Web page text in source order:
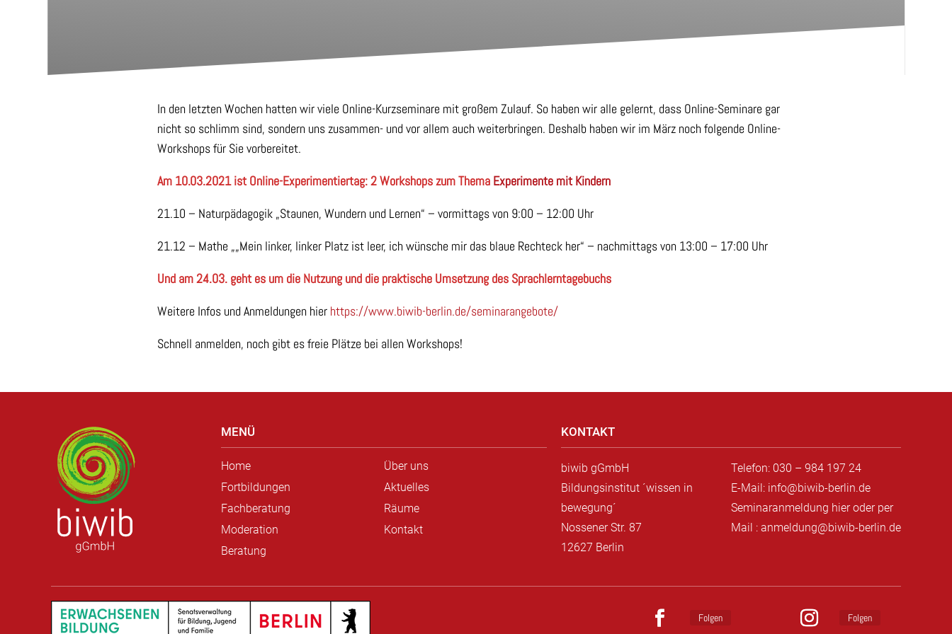
In den letzten Wochen hatten wir viele Online-Kurzseminare mit großem Zulauf. So haben wir alle gelernt, dass Online-Seminare gar
nicht so schlimm sind, sondern uns zusammen- und vor allem auch weiterbringen. Deshalb haben wir im März noch folgende Online-
Workshops für Sie vorbereitet.
Am 10.03.2021 ist Online-Experimentiertag: 2 Workshops zum Thema Experimente mit Kindern
21.10 – Naturpädagogik „Staunen, Wundern und Lernen“ – vormittags von 9:00 – 12:00 Uhr
21.12 – Mathe „„Mein linker, linker Platz ist leer, ich wünsche mir das blaue Rechteck her“ – nachmittags von 13:00 – 17:00 Uhr
Und am 24.03. geht es um die Nutzung und die praktische Umsetzung des Sprachlerntagebuchs
Weitere Infos und Anmeldungen hier https://www.biwib-berlin.de/seminarangebote/
Schnell anmelden, noch gibt es freie Plätze bei allen Workshops!
MENÜ
Home
Fortbildungen
Fachberatung
Moderation
Beratung
Über uns
Aktuelles
Räume
Kontakt
KONTAKT
biwib gGmbH
Bildungsinstitut ´wissen in
bewegung´
Nossener Str. 87
12627 Berlin
Telefon: 030 – 984 197 24
E-Mail: info@biwib-berlin.de
Seminaranmeldung hieroder per
Mail : anmeldung@biwib-berlin.de
Folgen Folgen